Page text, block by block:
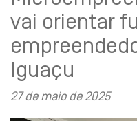
vai orientar
Iguaçu
27 de maio de 2025